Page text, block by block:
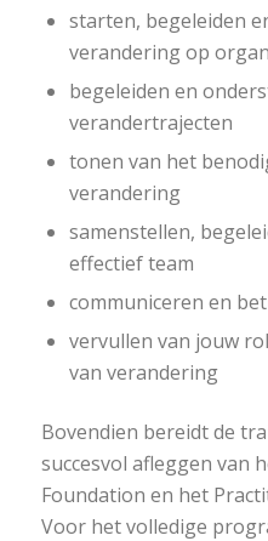
starten, begeleiden
verandering op
begeleiden en
verandertrajecten
tonen van het
verandering
samenstellen,
effectief team
communiceren en
vervullen van jouw
van verandering
Bovendien bereidt de
succesvol afleggen van
Foundation en het
Voor het volledige